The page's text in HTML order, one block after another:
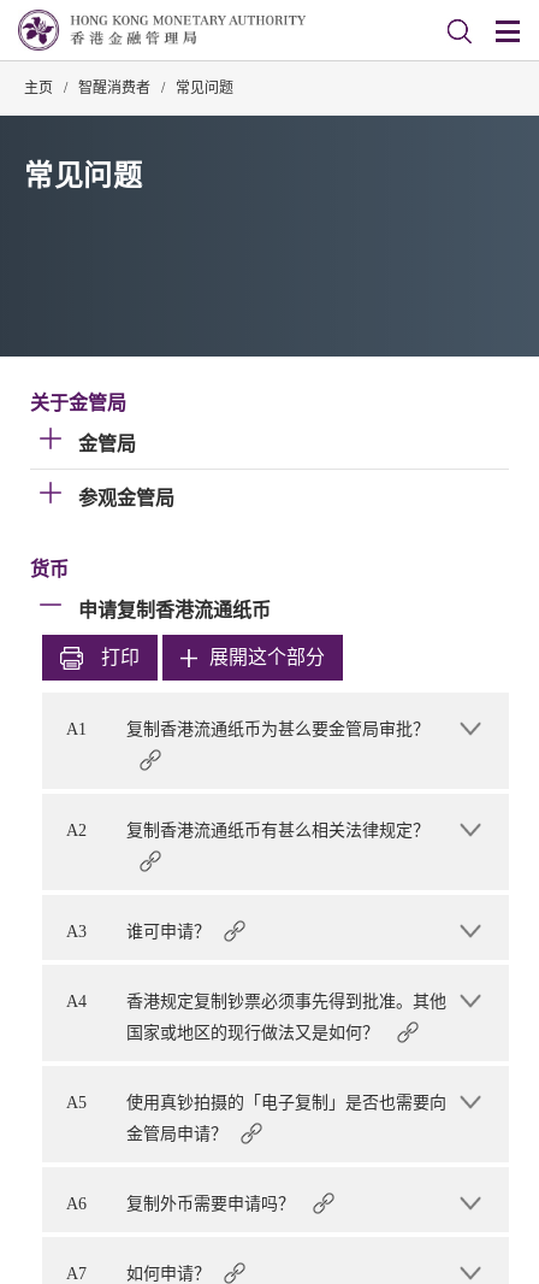
主页 / 智醒消费者 / 常见问题
常见问题
关于金管局
金管局
参观金管局
货币
申请复制香港流通纸币
打印 展開这个部分
A1 复制香港流通纸币为甚么要金管局审批？
A2 复制香港流通纸币有甚么相关法律规定？
A3 谁可申请？
A4
香港规定复制钞票必须事先得到批准。其他
国家或地区的现行做法又是如何？
A5
使用真钞拍摄的「电子复制」是否也需要向
金管局申请？
A6 复制外币需要申请吗？
A7 如何申请？